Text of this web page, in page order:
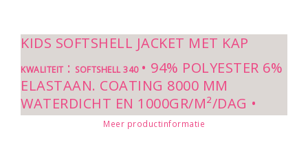
KIDS SOFTSHELL JACKET MET KAP
KWALITEIT : SOFTSHELL 340 • 94% POLYESTER 6%
ELASTAAN. COATING 8000 MM
WATERDICHT EN 1000GR/M²/DAG •
ADEMEND
Meer productinformatie